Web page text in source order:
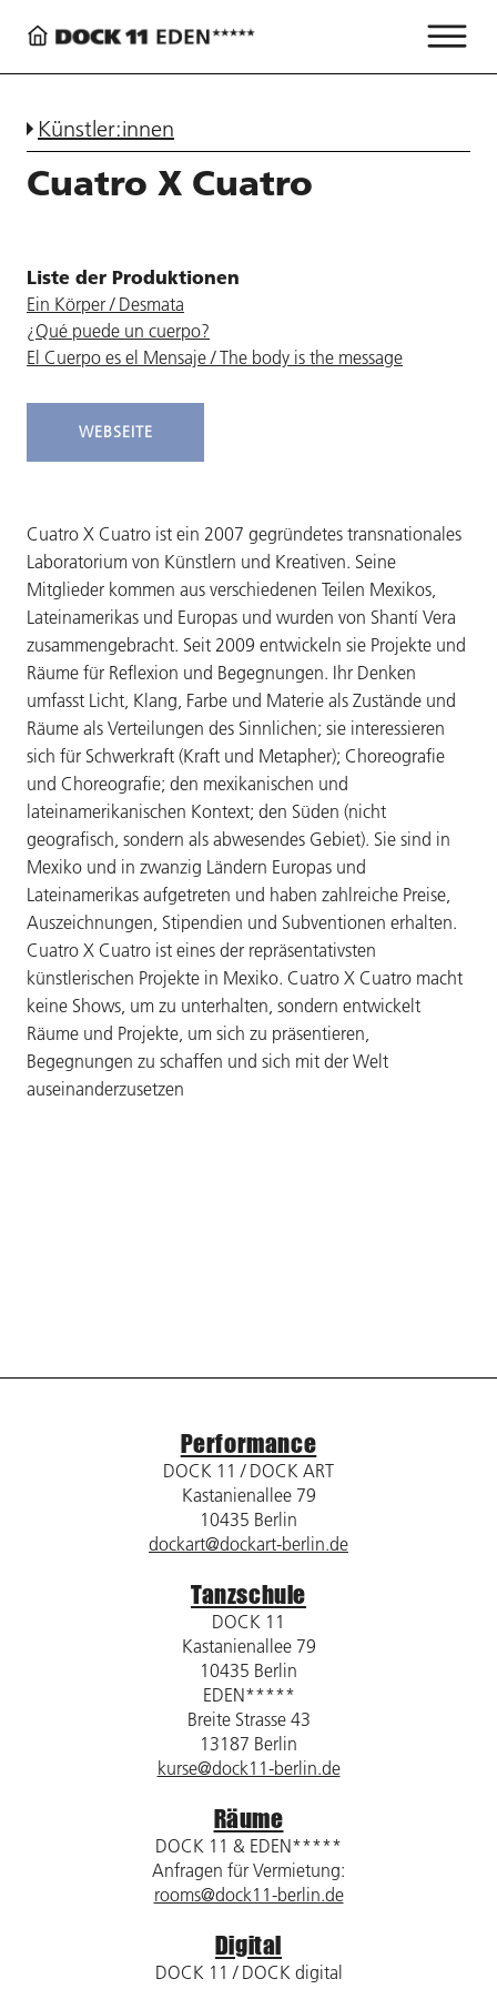
Künstler:innen
Cuatro X Cuatro
Liste der Produktionen
Ein Körper / Desmata
¿Qué puede un cuerpo?
El Cuerpo es el Mensaje / The body is the message
WEBSEITE
Cuatro X Cuatro ist ein 2007 gegründetes transnationales
Laboratorium von Künstlern und Kreativen. Seine
Mitglieder kommen aus verschiedenen Teilen Mexikos,
Lateinamerikas und Europas und wurden von Shantí Vera
zusammengebracht. Seit 2009 entwickeln sie Projekte und
Räume für Reflexion und Begegnungen. Ihr Denken
umfasst Licht, Klang, Farbe und Materie als Zustände und
Räume als Verteilungen des Sinnlichen; sie interessieren
sich für Schwerkraft (Kraft und Metapher); Choreografie
und Choreografie; den mexikanischen und
lateinamerikanischen Kontext; den Süden (nicht
geografisch, sondern als abwesendes Gebiet). Sie sind in
Mexiko und in zwanzig Ländern Europas und
Lateinamerikas aufgetreten und haben zahlreiche Preise,
Auszeichnungen, Stipendien und Subventionen erhalten.
Cuatro X Cuatro ist eines der repräsentativsten
künstlerischen Projekte in Mexiko. Cuatro X Cuatro macht
keine Shows, um zu unterhalten, sondern entwickelt
Räume und Projekte, um sich zu präsentieren,
Begegnungen zu schaffen und sich mit der Welt
auseinanderzusetzen
Performance
DOCK 11 / DOCK ART
Kastanienallee 79
10435 Berlin
dockart@dockart-berlin.de
Tanzschule
DOCK 11
Kastanienallee 79
10435 Berlin
EDEN*****
Breite Strasse 43
13187 Berlin
kurse@dock11-berlin.de
Räume
DOCK 11 & EDEN*****
Anfragen für Vermietung:
rooms@dock11-berlin.de
Digital
DOCK 11 / DOCK digital